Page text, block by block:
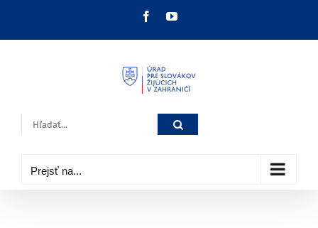
FacebookYouTube
Hľadať:
Prejsť na...